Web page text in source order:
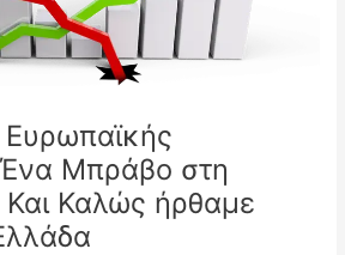
Ευρωπαϊκής
Ένα Μπράβο στη
Και Καλώς ήρθαμε